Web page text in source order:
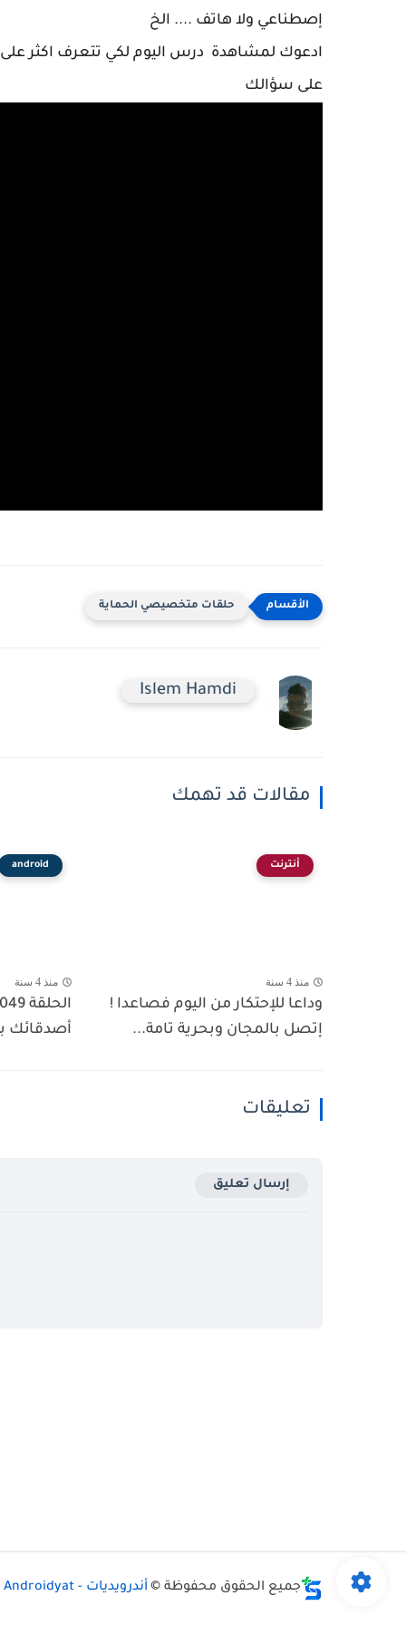
إصطناعي ولا هاتف .... الخ
ادعوك لمشاهدة درس اليوم لكي تتعرف اكثر على
على سؤالك
حلقات متخصيصي الحماية
Islem Hamdi
مقالات قد تهمك
أنترنت
منذ 4 سنة
وداعا للإحتكار من اليوم فصاعدا !
إتصل بالمجان وبحرية تامة...
android
منذ 4 سنة
أصدقائك
تعليقات
إرسال تعليق
جميع الحقوق محفوظة © أندرويديات - Androidyat